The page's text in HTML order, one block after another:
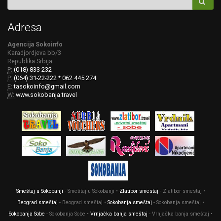
Adresa
Agencija Sokoinfo
Karadjordjeva bb/3
Republika Srbija
P: (018) 833-232
P: (064) 31-22-222 * 062 445 274
E: tasokoinfo@gmail.com
W: www.sokobanja.travel
Smeštaj u Sokobanji - Smeštaj u Sokobanji • Zlatibor smestaj - Zlatibor smestaj •
Beograd smeštaj - Beograd smeštaj • Sokobanja smeštaj - Sokobanja smeštaj •
Sokobanja Sobe - Sokobanja Sobe • Vrnjačka banja smeštaj - Vrnjačka banja smeštaj •